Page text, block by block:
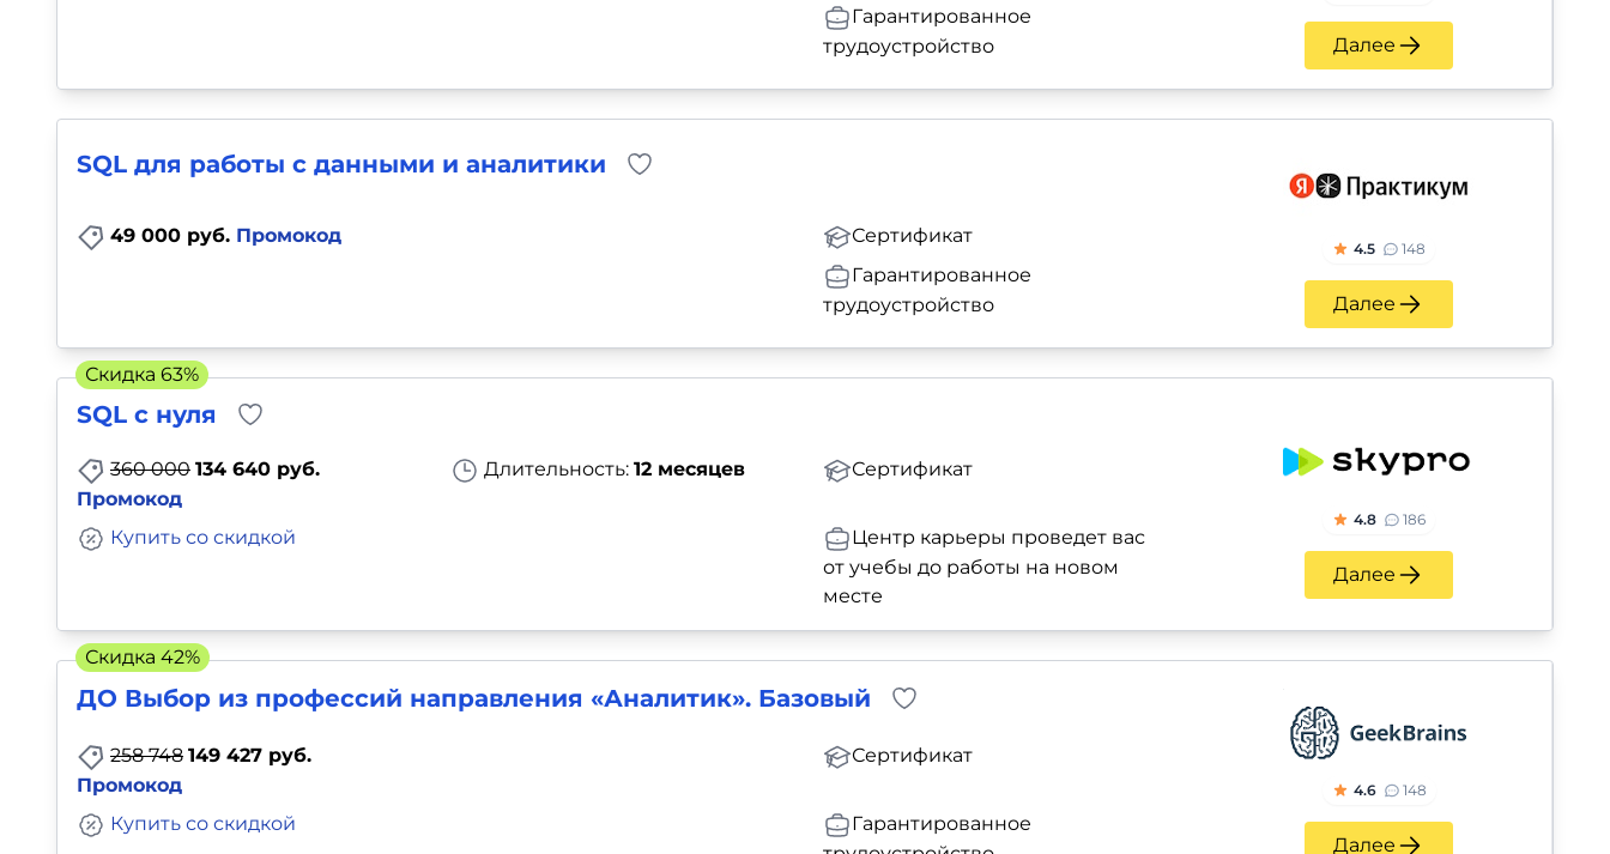
Гарантированное
трудоустройство
Далее
SQL для работы с данными и аналитики
49 000 руб. Промокод
Сертификат
Гарантированное
трудоустройство
4.5 148
Далее
SQL с нуля
360 000 134 640 руб.
Промокод
Длительность: 12 месяцев Сертификат
Купить со скидкой
Центр карьеры проведет вас
от учебы до работы на новом
месте
4.8 186
Далее
Скидка 63%
ДО Выбор из профессий направления «Аналитик». Базовый
258 748 149 427 руб.
Промокод
Сертификат
Купить со скидкой
Гарантированное
4.6 148
Далее
Скидка 42%